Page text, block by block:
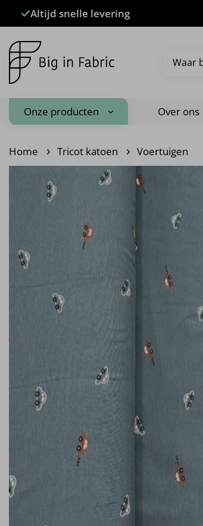
Altijd snelle levering
naar:
Onze producten Over ons
Home Tricot katoen Voertuigen